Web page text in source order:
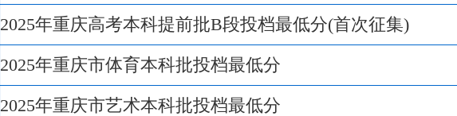
2025年重庆高考本科提前批B段投档最低分(首次征集)
2025年重庆市体育本科批投档最低分
2025年重庆市艺术本科批投档最低分